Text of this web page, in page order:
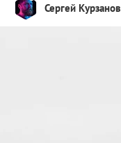
Сергей Курзанов